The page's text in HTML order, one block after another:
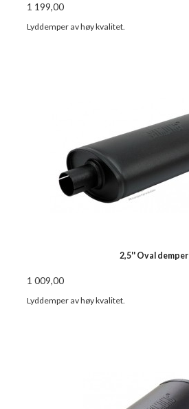
1 199,00
Lyddemper av høy kvalitet.
2,5'' Oval demper
1 009,00
Lyddemper av høy kvalitet.